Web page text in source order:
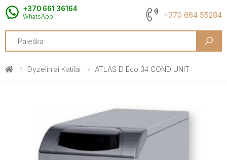
+370 661 36164
WhatsApp +370 664 55284
Search
Dyzeliniai Katilai ATLAS D Eco 34 COND UNIT